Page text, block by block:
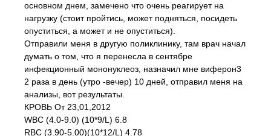
основном днем, замечено что очень реагирует на
нагрузку (стоит пройтись, может подняться, посидеть
опуститься, а может и не опуститься).
Отправили меня в другую поликлинику, там врач начал
думать о том, что я перенесла в сентябре
инфекционный мононуклеоз, назначил мне виферон3
2 раза в день (утро -вечер) 10 дней, отправил меня на
анализы, вот результаты.
КРОВЬ От 23,01,2012
WBC (4.0-9.0) (10*9/L) 6.8
RBC (3.90-5.00)(10*12/L) 4.78